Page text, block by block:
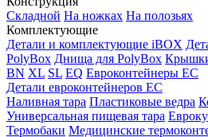
Складной На ножках На полозьях
Комплектующие
Детали и комплектующие iBOX
PolyBox Днища для PolyBox
BN XL SL EQ Евроконтейнеры EC
Детали евроконтейнеров EC
Наливная тара Пластиковые ведра
Универсальная пищевая тара
Термобаки Медицинские